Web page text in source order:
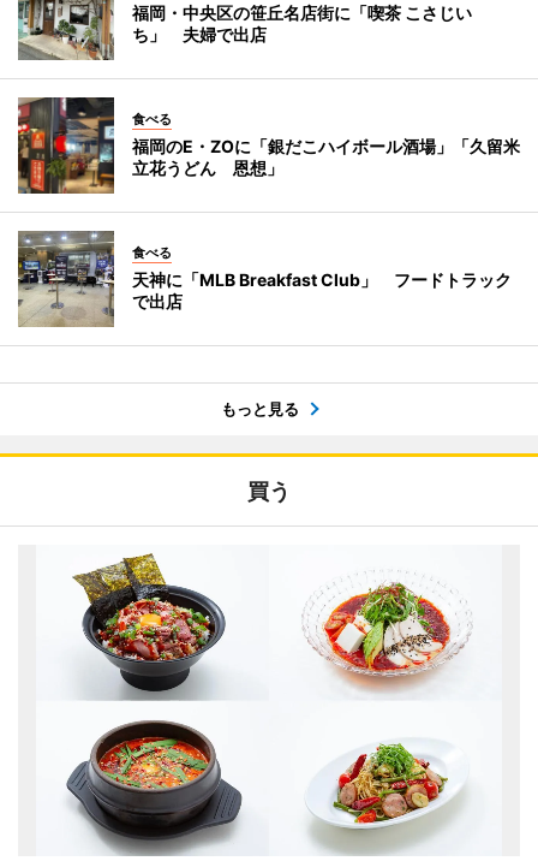
福岡・中央区の笹丘名店街に「喫茶 こさじい
ち」 夫婦で出店
食べる
福岡のE・ZOに「銀だこハイボール酒場」「久留米
立花うどん 恩想」
食べる
天神に「MLB Breakfast Club」 フードトラック
で出店
もっと見る
買う